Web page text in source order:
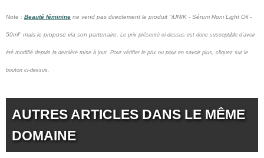
Note : Beauté féminine ne vend pas directement le produit "iUNIK - Sérum Noni Light Oil -
50ml" mais le propose via son partenaire. Le prix présenté ci-dessus est donc susceptible d'avoir
été modifié depuis la dernière mise à jour. Pour vérifier le prix ou pour en savoir plus, cliquez sur le
bouton ci-dessus.
AUTRES ARTICLES DANS LE MÊME
DOMAINE